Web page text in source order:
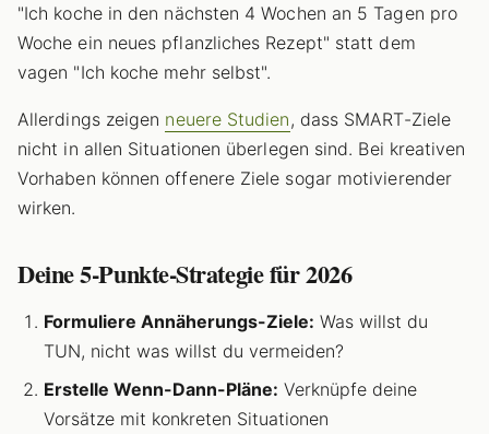
"Ich koche in den nächsten 4 Wochen an 5 Tagen pro
Woche ein neues pflanzliches Rezept" statt dem
vagen "Ich koche mehr selbst".
Allerdings zeigen neuere Studien , dass SMART-Ziele
nicht in allen Situationen überlegen sind. Bei kreativen
Vorhaben können offenere Ziele sogar motivierender
wirken.
Deine 5-Punkte-Strategie für 2026
Formuliere Annäherungs-Ziele: Was willst du
TUN, nicht was willst du vermeiden?
Erstelle Wenn-Dann-Pläne: Verknüpfe deine
Vorsätze mit konkreten Situationen